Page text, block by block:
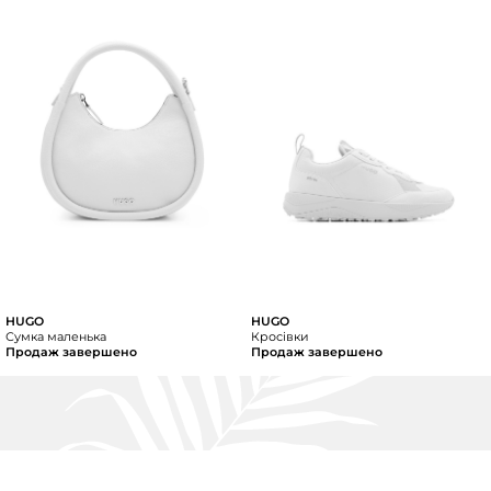
HUGO
Сумка маленька
Продаж завершено
HUGO
Кросівки
Продаж завершено